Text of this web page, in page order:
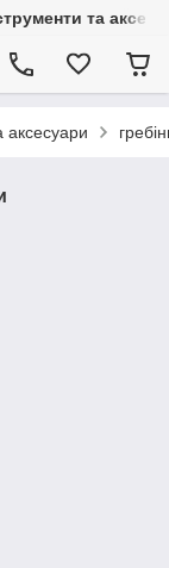
та
аксесуари